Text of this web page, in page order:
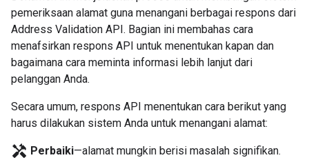
pemeriksaan alamat guna menangani berbagai respons dari
Address Validation API. Bagian ini membahas cara
menafsirkan respons API untuk menentukan kapan dan
bagaimana cara meminta informasi lebih lanjut dari
pelanggan Anda.
Secara umum, respons API menentukan cara berikut yang
harus dilakukan sistem Anda untuk menangani alamat:
handyman Perbaiki—alamat mungkin berisi masalah signifikan.